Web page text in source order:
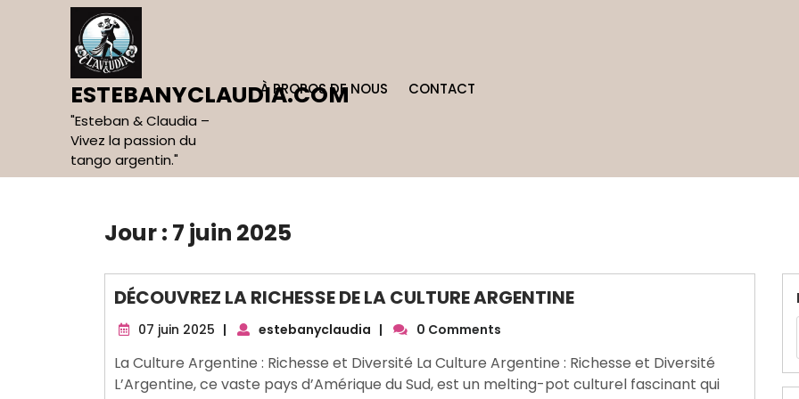
ESTEBANYCLAUDIA.COM
"Esteban & Claudia –
Vivez la passion du
tango argentin."
À PROPOS DE NOUS CONTACT
Jour : 7 juin 2025
DÉCOUVREZ LA RICHESSE DE LA CULTURE ARGENTINE
07 juin 2025 07
2025
| estebanyclaudia | 0 Comments
La Culture Argentine : Richesse et Diversité La Culture Argentine : Richesse et Diversité
L’Argentine, ce vaste pays d’Amérique du Sud, est un melting-pot culturel fascinant qui